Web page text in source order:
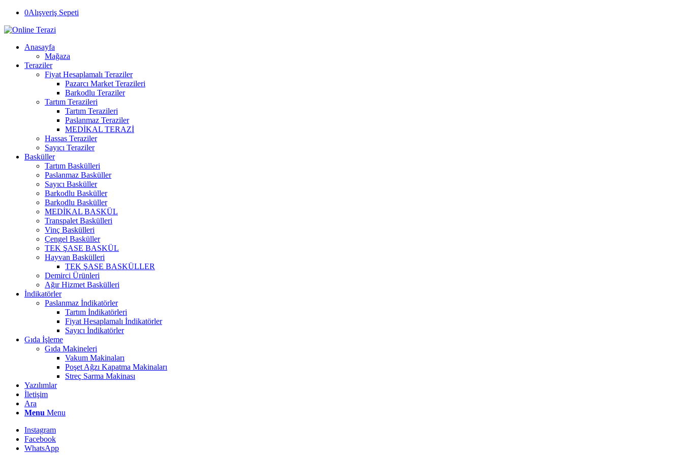
0Alışveriş Sepeti
Anasayfa
Mağaza
Teraziler
Fiyat Hesaplamalı Teraziler
Pazarcı Market Terazileri
Barkodlu Teraziler
Tartım Terazileri
Tartım Terazileri
Paslanmaz Teraziler
MEDİKAL TERAZİ
Hassas Teraziler
Sayıcı Teraziler
Basküller
Tartım Baskülleri
Paslanmaz Basküller
Sayıcı Basküller
Barkodlu Basküller
Barkodlu Basküller
MEDİKAL BASKÜL
Transpalet Baskülleri
Vinç Baskülleri
Çengel Basküller
TEK ŞASE BASKÜL
Hayvan Baskülleri
TEK ŞASE BASKÜLLER
Demirci Ürünleri
Ağır Hizmet Baskülleri
İndikatörler
Paslanmaz İndikatörler
Tartım İndikatörleri
Fiyat Hesaplamalı İndikatörler
Sayıcı İndikatörler
Gıda İşleme
Gıda Makineleri
Vakum Makinaları
Poşet Ağzı Kapatma Makinaları
Streç Sarma Makinası
Yazılımlar
İletişim
Ara
Menu Menu
Instagram
Facebook
WhatsApp